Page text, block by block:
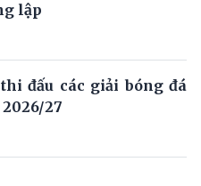
lập
đấu các giải bóng đá
27